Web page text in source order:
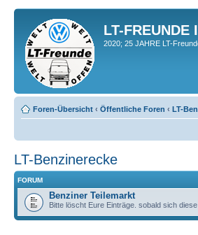
LT-FREUNDE
2020; 25 JAHRE LT-
Foren-Übersicht ‹ Öffentliche Foren ‹ LT-
LT-Benzinerecke
FORUM
Benziner Teilemarkt
Bitte löscht Eure Einträge. sobald sich